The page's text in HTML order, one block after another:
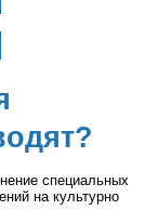
специальных
на культурно